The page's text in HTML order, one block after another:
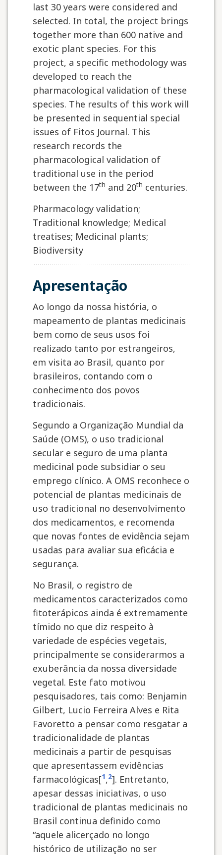
last 30 years were considered and
selected. In total, the project brings
together more than 600 native and
exotic plant species. For this
project, a specific methodology was
developed to reach the
pharmacological validation of these
species. The results of this work will
be presented in sequential special
issues of Fitos Journal. This
research records the
pharmacological validation of
traditional use in the period
between the 17th and 20th centuries.
Pharmacology validation;
Traditional knowledge; Medical
treatises; Medicinal plants;
Biodiversity
Apresentação
Ao longo da nossa história, o
mapeamento de plantas medicinais
bem como de seus usos foi
realizado tanto por estrangeiros,
em visita ao Brasil, quanto por
brasileiros, contando com o
conhecimento dos povos
tradicionais.
Segundo a Organização Mundial da
Saúde (OMS), o uso tradicional
secular e seguro de uma planta
medicinal pode subsidiar o seu
emprego clínico. A OMS reconhece o
potencial de plantas medicinais de
uso tradicional no desenvolvimento
dos medicamentos, e recomenda
que novas fontes de evidência sejam
usadas para avaliar sua eficácia e
segurança.
No Brasil, o registro de
medicamentos caracterizados como
fitoterápicos ainda é extremamente
tímido no que diz respeito à
variedade de espécies vegetais,
principalmente se considerarmos a
exuberância da nossa diversidade
vegetal. Este fato motivou
pesquisadores, tais como: Benjamin
Gilbert, Lucio Ferreira Alves e Rita
Favoretto a pensar como resgatar a
tradicionalidade de plantas
medicinais a partir de pesquisas
que apresentassem evidências
farmacológicas[1,2]. Entretanto,
apesar dessas iniciativas, o uso
tradicional de plantas medicinais no
Brasil continua definido como
“aquele alicerçado no longo
histórico de utilização no ser